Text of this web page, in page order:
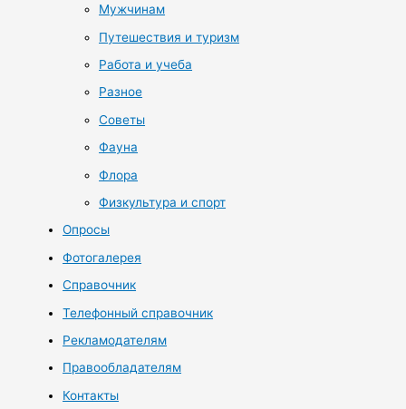
Мужчинам
Путешествия и туризм
Работа и учеба
Разное
Советы
Фауна
Флора
Физкультура и спорт
Опросы
Фотогалерея
Справочник
Телефонный справочник
Рекламодателям
Правообладателям
Контакты